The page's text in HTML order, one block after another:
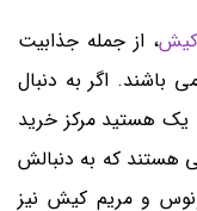
کیش، از جمله جذابیت
باشند. اگر به دنبال
یک هستید مرکز خرید
2 و دامون همانی هستند که به دنبالش
ونوس و مریم کیش نیز